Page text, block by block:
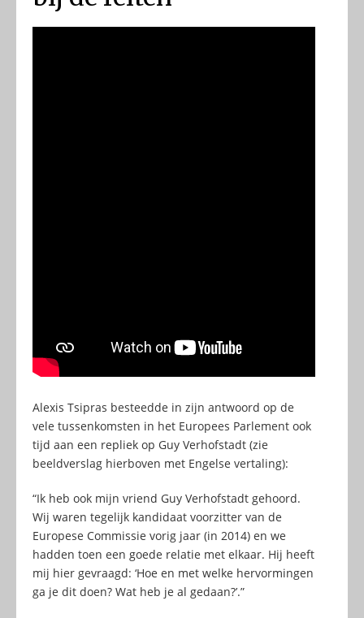
Alexis Tsipras besteedde in zijn antwoord op de
vele tussenkomsten in het Europees Parlement ook
tijd aan een repliek op Guy Verhofstadt (zie
beeldverslag hierboven met Engelse vertaling):
“Ik heb ook mijn vriend Guy Verhofstadt gehoord.
Wij waren tegelijk kandidaat voorzitter van de
Europese Commissie vorig jaar (in 2014) en we
hadden toen een goede relatie met elkaar. Hij heeft
mij hier gevraagd: ‘Hoe en met welke hervormingen
ga je dit doen? Wat heb je al gedaan?’.”